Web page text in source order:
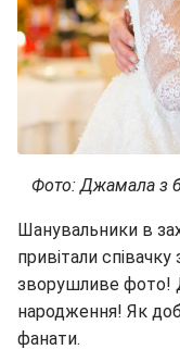
Фото: Джамала з
Шанувальники в
привітали
зворушливе фото!
народження! Як
фанати.